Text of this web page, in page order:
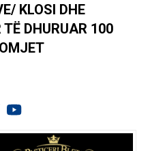
KLOSI DHE
TË DHURUAR 100